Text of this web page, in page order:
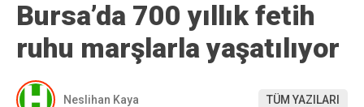
Bursa’da 700 yıllık fetih
ruhu marşlarla yaşatılıyor
Neslihan Kaya TÜM YAZILARI